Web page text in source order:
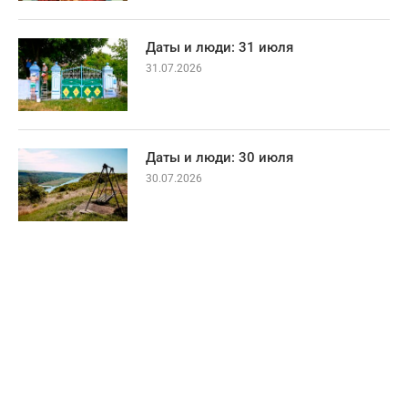
Даты и люди: 31 июля
31.07.2026
Даты и люди: 30 июля
30.07.2026